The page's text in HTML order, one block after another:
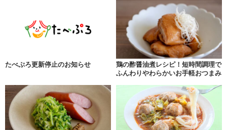
たべぷろ更新停止のお知らせ
鶏の酢醤油煮レシピ！短時間調理で
ふんわりやわらかいお手軽おつまみ